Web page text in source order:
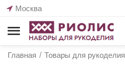
Москва
Главная / Товары для рукоделия